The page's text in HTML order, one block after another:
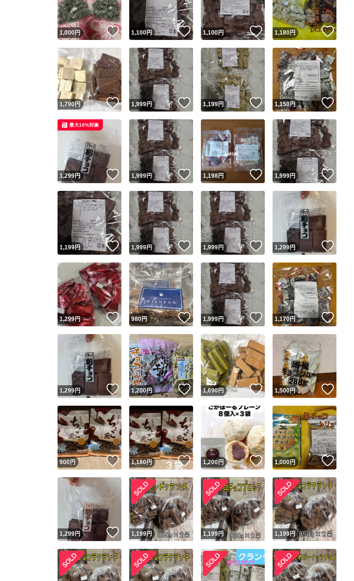
スピード＆安心発送
このユーザーは高頻度で24時
ます
スピード発送 このユーザーは高頻度で24時
安心発送 このユーザーは設定した発送
1,000円 いいね！
1,100円 いいね！
1,100円 いいね！
1,180円 いい
1,790円 いいね！
1,999円 いいね！
1,199円 いいね！
1,150円 いい
1,299円 いいね！
最大10%対象
1,999円 いいね！
1,198円 いいね！
1,999円 いい
1,199円 いいね！
1,999円 いいね！
1,999円 いいね！
1,299円
1,299円 いいね！
980円 いいね！
1,999円 いいね！
1,170円
1,299円 いいね！
1,200円 いいね！
1,690円 いいね！
1,500円 いい
900円 いいね！
1,180円 いいね！
1,200円 いいね！
1,000円 いい
1,299円 いいね！
1,199円 1,199円 1,199円